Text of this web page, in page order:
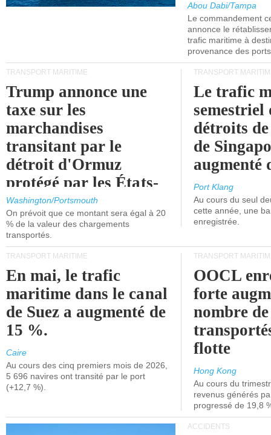
Abou Dabi/Tampa
Le commandement
annonce le
trafic maritime à
provenance des
TRANSPORT MARITIME
Trump annonce une
taxe sur les
marchandises
transitant par le
détroit d'Ormuz
protégé par les États-
Unis.
Washington/Portsmouth
On prévoit que ce montant sera égal à 20
% de la valeur des chargements
transportés.
TRANSPORT
Le trafic
semestriel
détroits
de
augmenté
Port Klang
Au cours du seul
cette année, une
enregistrée.
TRANSPORT MARITIME
En mai, le trafic
maritime dans le canal
de Suez a augmenté de
15 %.
Caire
Au cours des cinq premiers mois de 2026,
5 696 navires ont transité par le port
(+12,7 %).
TRANSPORT
OOCL
forte
nombre
flotte
Hong Kong
Au cours du
revenus générés
progressé de 19,8
ACCIDENTS